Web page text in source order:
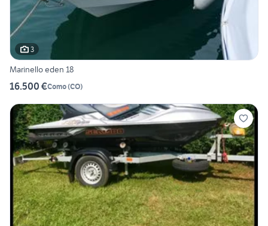
3
Marinello eden 18
16.500 €Como(CO)